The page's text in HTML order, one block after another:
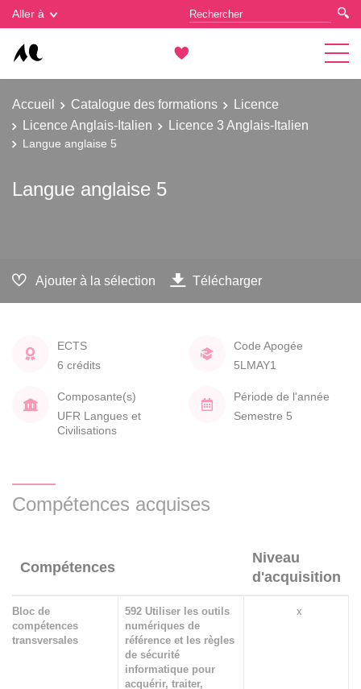
Aller à
Accueil Catalogue des formations
Licence
Licence Anglais-Italien
Licence 3 Anglais-Italien
Langue anglaise 5
Langue anglaise 5
Ajouter à la sélection Télécharger
ECTS
6 crédits
Code Apogée
5LMAY1
Composante(s)
UFR Langues et
Civilisations
Période de l'année
Semestre 5
Compétences acquises
Compétences
Niveau
d'acquisition
Bloc de
compétences
transversales
592 Utiliser les outils
numériques de
référence et les règles
de sécurité
informatique pour
acquérir, traiter,
x
Gestion des cookies